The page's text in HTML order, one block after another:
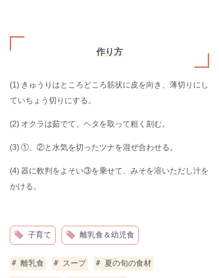
作り方
(1) きゅうりはところどころ筋状に皮を向き、薄切りにし
ていちょう切りにする。
(2) オクラは茹でて、ヘタを取って粗く刻む。
(3) ①、②と水気を切ったツナを混ぜ合わせる。
(4) 器に軟判をよそい③を乗せて、みそを溶いただし汁を
かける。
子育て 離乳食＆幼児食
離乳食 スープ 夏の旬の食材